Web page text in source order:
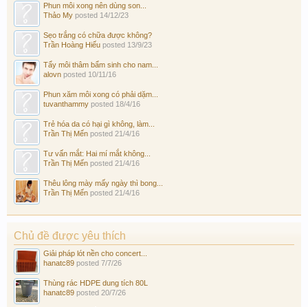
Phun môi xong nên dùng son...
Thảo My posted 14/12/23
Sẹo trắng có chữa được không?
Trần Hoàng Hiếu posted 13/9/23
Tẩy môi thâm bẩm sinh cho nam...
alovn posted 10/11/16
Phun xăm môi xong có phải dặm...
tuvanthammy posted 18/4/16
Trẻ hóa da có hại gì không, làm...
Trần Thị Mến posted 21/4/16
Tư vấn mắt: Hai mí mắt không...
Trần Thị Mến posted 21/4/16
Thêu lông mày mấy ngày thì bong...
Trần Thị Mến posted 21/4/16
Chủ đề được yêu thích
Giải pháp lót nền cho concert...
hanatc89 posted 7/7/26
Thùng rác HDPE dung tích 80L
hanatc89 posted 20/7/26